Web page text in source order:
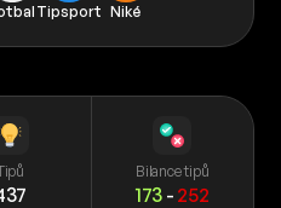
Tipsport Niké
Bilance tipů
173 - 252